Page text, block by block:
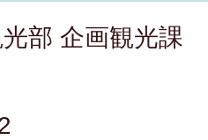
部 企画観光課